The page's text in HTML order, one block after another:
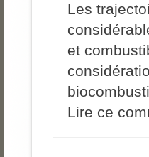
Les
et
Lire ce